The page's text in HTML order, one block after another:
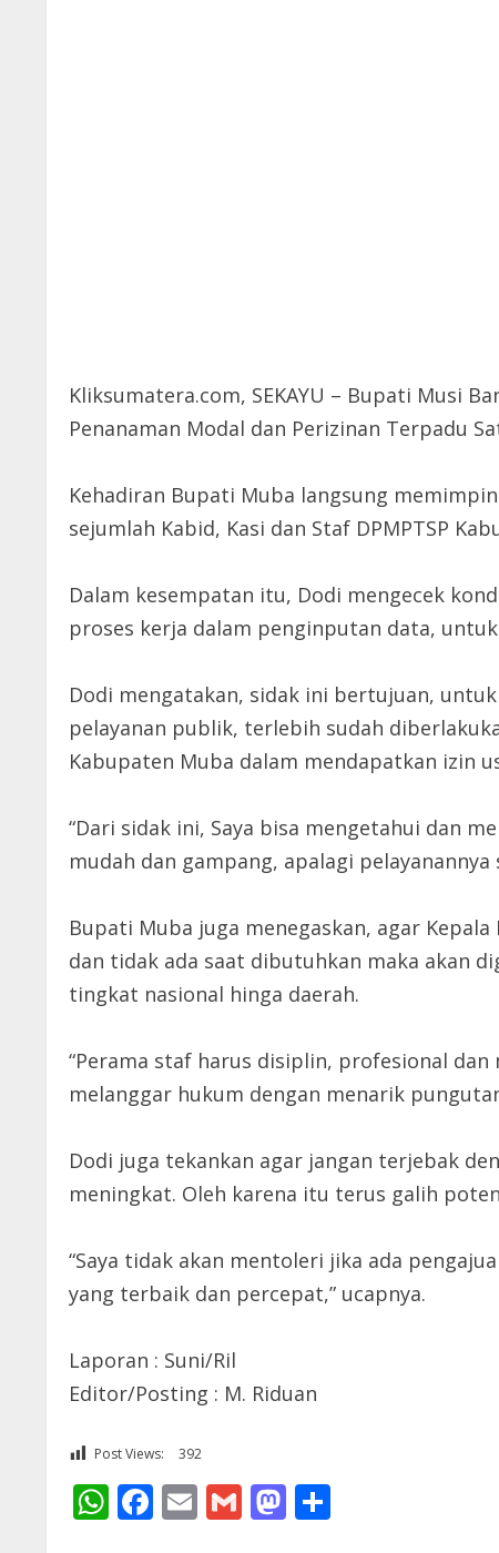
Kliksumatera.com, SEKAYU – Bupati Musi
Penanaman Modal dan Perizinan Terpadu
Kehadiran Bupati Muba langsung
sejumlah Kabid, Kasi dan Staf DPMPTSP
Dalam kesempatan itu, Dodi mengecek
proses kerja dalam penginputan data,
Dodi mengatakan, sidak ini bertujuan,
pelayanan publik, terlebih sudah
Kabupaten Muba dalam mendapatkan izin
“Dari sidak ini, Saya bisa mengetahui dan
mudah dan gampang, apalagi
Bupati Muba juga menegaskan, agar
dan tidak ada saat dibutuhkan maka akan
tingkat nasional hinga daerah.
“Perama staf harus disiplin, profesional
melanggar hukum dengan menarik
Dodi juga tekankan agar jangan terjebak
meningkat. Oleh karena itu terus galih
“Saya tidak akan mentoleri jika ada
yang terbaik dan percepat,” ucapnya.
Laporan : Suni/Ril
Editor/Posting : M. Riduan
Post Views: 392
WhatsApp
Facebook
EmailGmailMastodon